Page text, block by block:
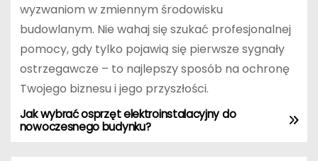
wyzwaniom w zmiennym środowisku
budowlanym. Nie wahaj się szukać profesjonalnej
pomocy, gdy tylko pojawią się pierwsze sygnały
ostrzegawcze – to najlepszy sposób na ochronę
Twojego biznesu i jego przyszłości.
N
Jak wybrać osprzęt elektroinstalacyjny do
nowoczesnego budynku?